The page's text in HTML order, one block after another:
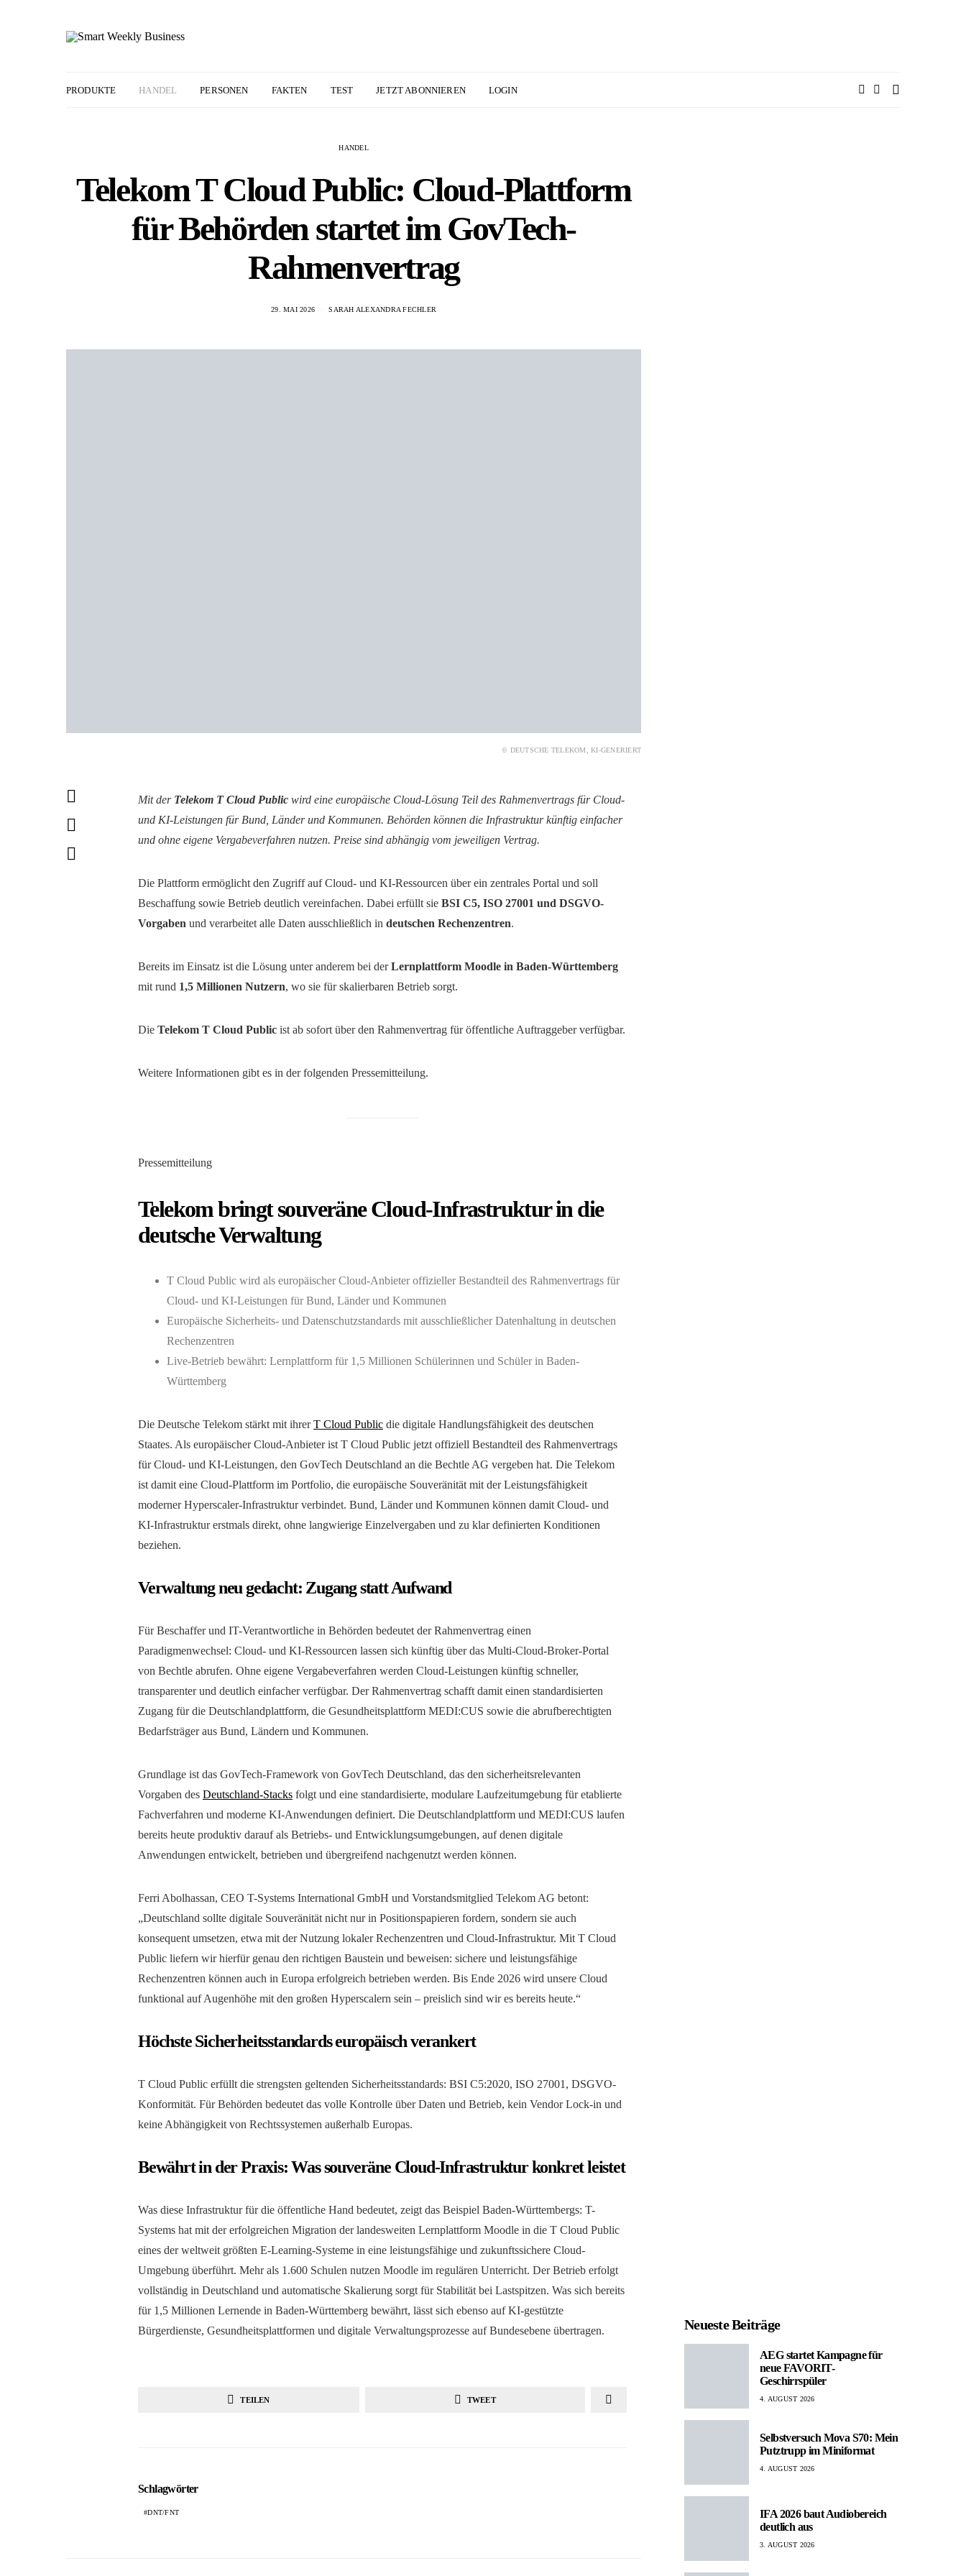
PRODUKTE HANDEL PERSONEN FAKTEN TEST JETZT ABONNIEREN LOGIN
HANDEL
Telekom T Cloud Public: Cloud-Plattform
für Behörden startet im GovTech-
Rahmenvertrag
29. MAI 2026 SARAH ALEXANDRA FECHLER
© DEUTSCHE TELEKOM, KI-GENERIERT
Mit der Telekom T Cloud Public wird eine europäische Cloud-Lösung Teil des Rahmenvertrags für Cloud-
und KI-Leistungen für Bund, Länder und Kommunen. Behörden können die Infrastruktur künftig einfacher
und ohne eigene Vergabeverfahren nutzen. Preise sind abhängig vom jeweiligen Vertrag.
Die Plattform ermöglicht den Zugriff auf Cloud- und KI-Ressourcen über ein zentrales Portal und soll
Beschaffung sowie Betrieb deutlich vereinfachen. Dabei erfüllt sie BSI C5, ISO 27001 und DSGVO-
Vorgaben und verarbeitet alle Daten ausschließlich in deutschen Rechenzentren.
Bereits im Einsatz ist die Lösung unter anderem bei derLernplattform Moodle in Baden-Württemberg
mit rund 1,5 Millionen Nutzern, wo sie für skalierbaren Betrieb sorgt.
Die Telekom T Cloud Public ist ab sofort über den Rahmenvertrag für öffentliche Auftraggeber verfügbar.
Weitere Informationen gibt es in der folgenden Pressemitteilung.
Pressemitteilung
Telekom bringt souveräne Cloud-Infrastruktur in die
deutsche Verwaltung
T Cloud Public wird als europäischer Cloud-Anbieter offizieller Bestandteil des Rahmenvertrags für
Cloud- und KI-Leistungen für Bund, Länder und Kommunen
Europäische Sicherheits- und Datenschutzstandards mit ausschließlicher Datenhaltung in deutschen
Rechenzentren
Live-Betrieb bewährt: Lernplattform für 1,5 Millionen Schülerinnen und Schüler in Baden-
Württemberg
Die Deutsche Telekom stärkt mit ihrerT Cloud Public die digitale Handlungsfähigkeit des deutschen
Staates. Als europäischer Cloud-Anbieter ist T Cloud Public jetzt offiziell Bestandteil des Rahmenvertrags
für Cloud- und KI-Leistungen, den GovTech Deutschland an die Bechtle AG vergeben hat. Die Telekom
ist damit eine Cloud-Plattform im Portfolio, die europäische Souveränität mit der Leistungsfähigkeit
moderner Hyperscaler-Infrastruktur verbindet. Bund, Länder und Kommunen können damit Cloud- und
KI-Infrastruktur erstmals direkt, ohne langwierige Einzelvergaben und zu klar definierten Konditionen
beziehen.
Verwaltung neu gedacht: Zugang statt Aufwand
Für Beschaffer und IT-Verantwortliche in Behörden bedeutet der Rahmenvertrag einen
Paradigmenwechsel: Cloud- und KI-Ressourcen lassen sich künftig über das Multi-Cloud-Broker-Portal
von Bechtle abrufen. Ohne eigene Vergabeverfahren werden Cloud-Leistungen künftig schneller,
transparenter und deutlich einfacher verfügbar. Der Rahmenvertrag schafft damit einen standardisierten
Zugang für die Deutschlandplattform, die Gesundheitsplattform MEDI:CUS sowie die abrufberechtigten
Bedarfsträger aus Bund, Ländern und Kommunen.
Grundlage ist das GovTech-Framework von GovTech Deutschland, das den sicherheitsrelevanten
Vorgaben des Deutschland-Stacks folgt und eine standardisierte, modulare Laufzeitumgebung für etablierte
Fachverfahren und moderne KI-Anwendungen definiert. Die Deutschlandplattform und MEDI:CUS laufen
bereits heute produktiv darauf als Betriebs- und Entwicklungsumgebungen, auf denen digitale
Anwendungen entwickelt, betrieben und übergreifend nachgenutzt werden können.
Ferri Abolhassan, CEO T-Systems International GmbH und Vorstandsmitglied Telekom AG betont:
„Deutschland sollte digitale Souveränität nicht nur in Positionspapieren fordern, sondern sie auch
konsequent umsetzen, etwa mit der Nutzung lokaler Rechenzentren und Cloud-Infrastruktur. Mit T Cloud
Public liefern wir hierfür genau den richtigen Baustein und beweisen: sichere und leistungsfähige
Rechenzentren können auch in Europa erfolgreich betrieben werden. Bis Ende 2026 wird unsere Cloud
funktional auf Augenhöhe mit den großen Hyperscalern sein – preislich sind wir es bereits heute.“
Höchste Sicherheitsstandards europäisch verankert
T Cloud Public erfüllt die strengsten geltenden Sicherheitsstandards: BSI C5:2020, ISO 27001, DSGVO-
Konformität. Für Behörden bedeutet das volle Kontrolle über Daten und Betrieb, kein Vendor Lock-in und
keine Abhängigkeit von Rechtssystemen außerhalb Europas.
Bewährt in der Praxis: Was souveräne Cloud-Infrastruktur konkret leistet
Was diese Infrastruktur für die öffentliche Hand bedeutet, zeigt das Beispiel Baden-Württembergs: T-
Systems hat mit der erfolgreichen Migration der landesweiten Lernplattform Moodle in die T Cloud Public
eines der weltweit größten E-Learning-Systeme in eine leistungsfähige und zukunftssichere Cloud-
Umgebung überführt. Mehr als 1.600 Schulen nutzen Moodle im regulären Unterricht. Der Betrieb erfolgt
vollständig in Deutschland und automatische Skalierung sorgt für Stabilität bei Lastspitzen. Was sich bereits
für 1,5 Millionen Lernende in Baden-Württemberg bewährt, lässt sich ebenso auf KI-gestützte
Bürgerdienste, Gesundheitsplattformen und digitale Verwaltungsprozesse auf Bundesebene übertragen.
TEILEN TWEET
Schlagwörter
DNT/FNT
Neueste Beiträge
AEG startet Kampagne für
neue FAVORIT-
Geschirrspüler
4. AUGUST 2026
Selbstversuch Mova S70: Mein
Putztrupp im Miniformat
4. AUGUST 2026
IFA 2026 baut Audiobereich
deutlich aus
3. AUGUST 2026